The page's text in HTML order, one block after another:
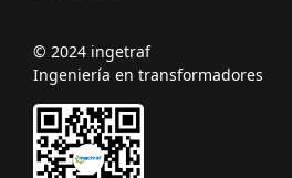
© 2024 ingetraf
Ingeniería en transformadores